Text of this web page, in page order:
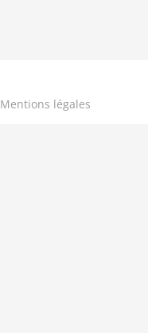
Mentions légales